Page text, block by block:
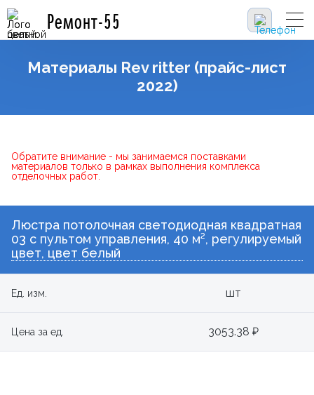
Ремонт-55
Материалы Rev ritter (прайс-лист
2022)
Обратите внимание - мы занимаемся поставками
материалов только в рамках выполнения комплекса
отделочных работ.
Люстра потолочная светодиодная квадратная
03 с пультом управления, 40 м², регулируемый
цвет, цвет белый
Ед. изм. шт
Цена за ед. 3053.38 ₽